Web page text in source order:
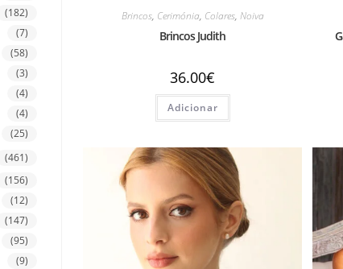
Brincos, Cerimónia, Colares, Noiva
Brincos Judith
36.00€
Adicionar
(182)
(7)
(58)
(3)
(4)
(4)
(25)
(461)
(156)
(12)
(147)
(95)
(9)